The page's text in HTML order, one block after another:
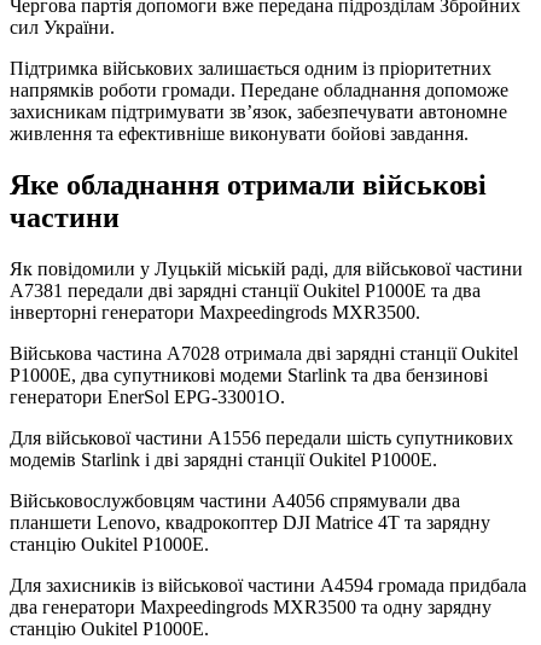
Чергова партія допомоги вже передана підрозділам Збройних
сил України.
Підтримка військових залишається одним із пріоритетних
напрямків роботи громади. Передане обладнання допоможе
захисникам підтримувати зв’язок, забезпечувати автономне
живлення та ефективніше виконувати бойові завдання.
Яке обладнання отримали військові
частини
Як повідомили у Луцькій міській раді, для військової частини
А7381 передали дві зарядні станції Oukitel P1000E та два
інверторні генератори Maxpeedingrods MXR3500.
Військова частина А7028 отримала дві зарядні станції Oukitel
P1000E, два супутникові модеми Starlink та два бензинові
генератори EnerSol EPG-33001O.
Для військової частини А1556 передали шість супутникових
модемів Starlink і дві зарядні станції Oukitel P1000E.
Військовослужбовцям частини А4056 спрямували два
планшети Lenovo, квадрокоптер DJI Matrice 4T та зарядну
станцію Oukitel P1000E.
Для захисників із військової частини А4594 громада придбала
два генератори Maxpeedingrods MXR3500 та одну зарядну
станцію Oukitel P1000E.